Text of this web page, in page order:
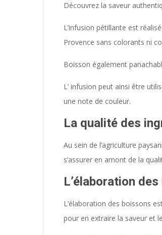
Découvrez la saveur
L’infusion pétillante est
Provence sans colorants ni
Boisson également
L’ infusion peut ainsi être
une note de couleur.
La qualité des
Au sein de l’agriculture
s’assurer en amont de la
L’élaboration
L’élaboration des boissons
pour en extraire la saveur et